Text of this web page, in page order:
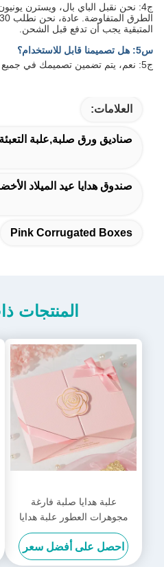
ج4: نحن نقبل الباي بال، ويسترن
المتبقية يجب أن تدفع قبل الشحن.
س5: هل تصميمنا قابل للاستخدام؟
ج5: نعم، يتم تضمين تصميمك في جميع منتجاتنا.
العلامات:
صناديق ورق صلبة,علبة
صندوق هدايا عيد الميلاد
Pink Corrugated Boxes
المنتجات
علبة هدايا صلبة فارغة
مجوهرات العطور علبة هدايا
فاخرة شعار مخصص
احصل على أفضل سعر